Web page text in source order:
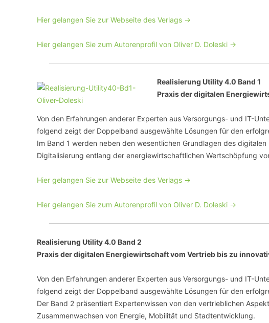
Hier gelangen Sie zur Webseite des Verlags ->
Hier gelangen Sie zum Autorenprofil von Oliver D. Doleski ->
Realisierung Utility 4.0 Band 1
Praxis der digitalen
Von den Erfahrungen anderer Experten aus Versorgungs- und IT-
folgend zeigt der Doppelband ausgewählte Lösungen für den
Im Band 1 werden neben den wesentlichen Grundlagen des
Digitalisierung entlang der energiewirtschaftlichen Wertschöpfung
Hier gelangen Sie zur Webseite des Verlags ->
Hier gelangen Sie zum Autorenprofil von Oliver D. Doleski ->
Realisierung Utility 4.0 Band 2
Praxis der digitalen Energiewirtschaft vom Vertrieb bis zu
Von den Erfahrungen anderer Experten aus Versorgungs- und IT-
folgend zeigt der Doppelband ausgewählte Lösungen für den
Der Band 2 präsentiert Expertenwissen von den vertrieblichen
Zusammenwachsen von Energie, Mobilität und Stadtentwicklung.